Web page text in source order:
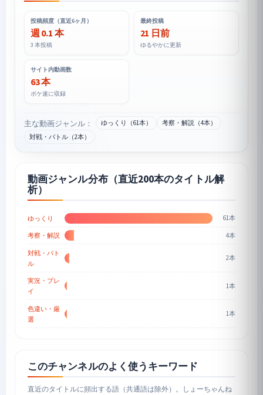
投稿頻度（直近6ヶ月）
週 0.1 本
3 本投稿
最終投稿
21 日前
ゆるやかに更新
サイト内動画数
63 本
ポケ速に収録
主な動画ジャンル： ゆっくり（61本）
考察・解説（4本）
対戦・バトル（2本）
動画ジャンル分布（直近200本のタイトル解
析）
ゆっくり 61本
考察・解説 4本
対戦・バト
ル
2本
実況・プレ
イ
1本
色違い・厳
選
1本
このチャンネルのよく使うキーワード
直近のタイトルに頻出する語（共通語は除外）。しょーちゃんね